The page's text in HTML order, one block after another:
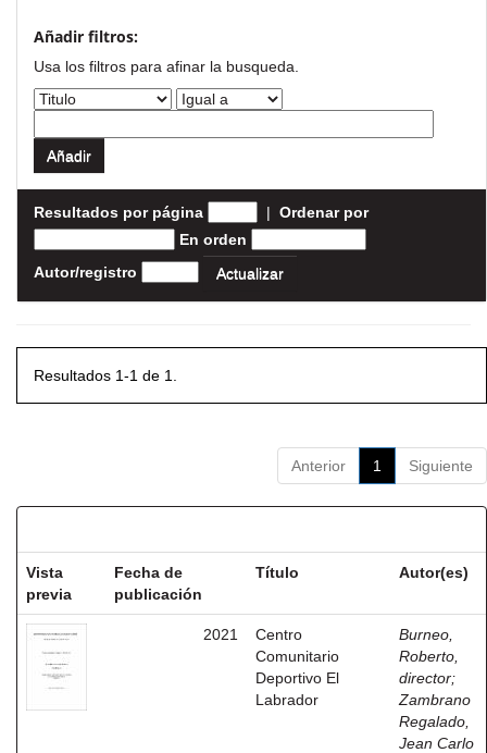
Añadir filtros:
Usa los filtros para afinar la busqueda.
Resultados por página | Ordenar por
En orden
Autor/registro
Resultados 1-1 de 1.
Anterior 1 Siguiente
Vista
previa
Fecha de
publicación
Título Autor(es)
2021
Centro
Comunitario
Deportivo El
Labrador
Burneo,
Roberto,
director;
Zambrano
Regalado,
Jean Carlo